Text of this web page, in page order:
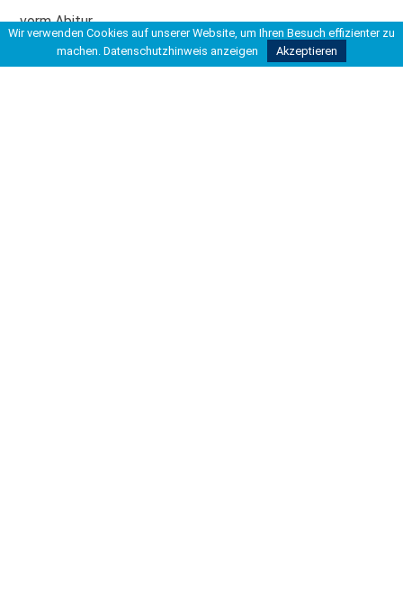
vorm Abitur.
Klassenarbeiten: Verteilung Sprache/Inhalt
Wir verwenden Cookies auf unserer Website, um Ihren Besuch effizienter zu
machen. Datenschutzhinweis anzeigen Akzeptieren